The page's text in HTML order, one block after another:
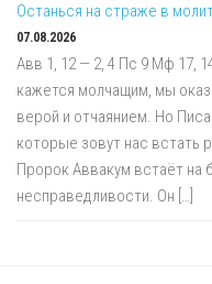
Останься на страже в
07.08.2026
Авв 1, 12 — 2, 4 Пс 9 Мф 17,
кажется молчащим, мы
верой и отчаянием. Но
которые зовут нас
Пророк Аввакум встаёт
несправедливости. Он […]